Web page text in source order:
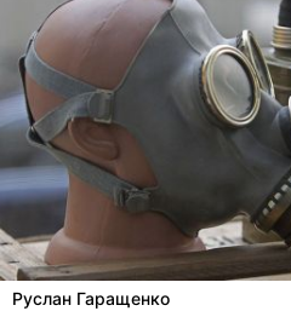
Руслан Гаращенко